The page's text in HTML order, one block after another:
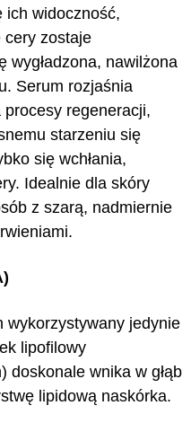
ich widoczność,
cery zostaje
wygładzona, nawilżona
Serum rozjaśnia
regeneracji,
starzeniu się
się wchłania,
Idealnie dla skóry
z szarą, nadmiernie
wykorzystywany jedynie
lipofilowy
doskonale wnika w głąb
lipidową naskórka.